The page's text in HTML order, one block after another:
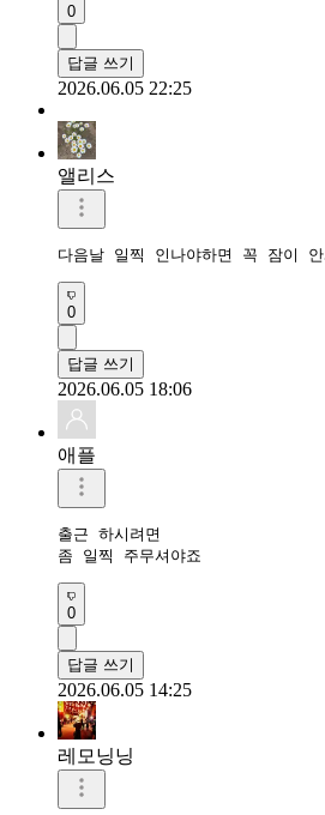
0
답글 쓰기
2026.06.05 22:25
앨리스
다음날 일찍 인나야하면 꼭 잠이
0
답글 쓰기
2026.06.05 18:06
애플
출근 하시려면
좀 일찍 주무셔야죠
0
답글 쓰기
2026.06.05 14:25
레모닝닝